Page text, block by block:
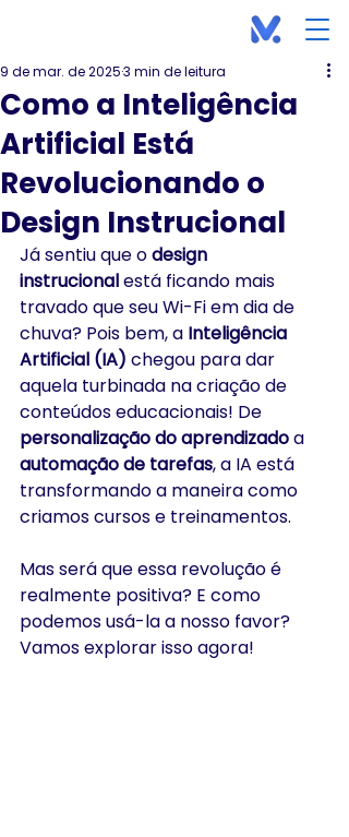
Como a Inteligência
Artificial Está
Revolucionando o
Design Instrucional
9 de mar. de 20253 min de leitura
Já sentiu que o design
instrucional está ficando mais
travado que seu Wi-Fi em dia de
chuva? Pois bem, a Inteligência
Artificial (IA) chegou para dar
aquela turbinada na criação de
conteúdos educacionais! De
personalização do aprendizado a
automação de tarefas, a IA está
transformando a maneira como
criamos cursos e treinamentos.
Mas será que essa revolução é
realmente positiva? E como
podemos usá-la a nosso favor?
Vamos explorar isso agora!